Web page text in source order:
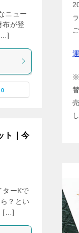
ニュー
布が登
0
ト｜今
ターKで
？とい
[…]
※